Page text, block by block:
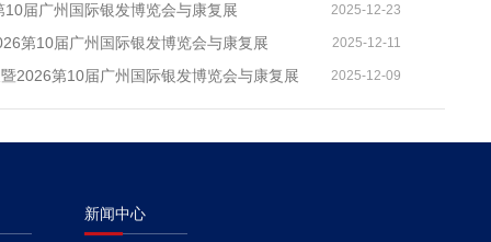
2025-12-23
届广州国际银发博览会与康复展
2025-12-11
第10届广州国际银发博览会与康复展
2025-12-09
2026第10届广州国际银发博览会与康复展
新闻中心